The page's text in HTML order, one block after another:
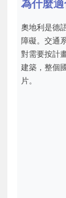
為什麼
奧地利是德
障礙。交通
對需要按計
建築，整個
片。